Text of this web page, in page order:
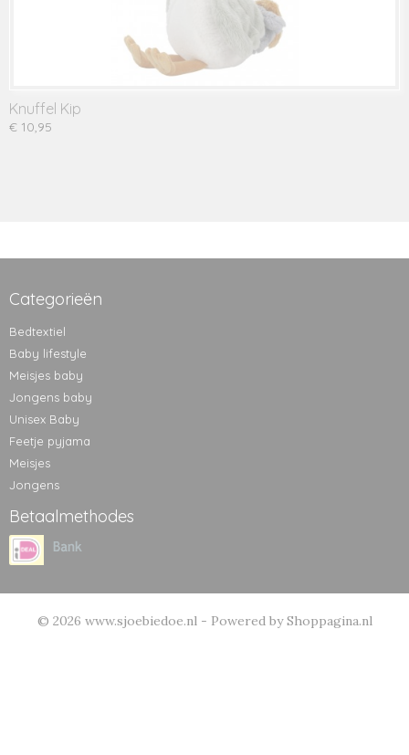
Knuffel Kip
€ 10,95
Categorieën
Bedtextiel
Baby lifestyle
Meisjes baby
Jongens baby
Unisex Baby
Feetje pyjama
Meisjes
Jongens
Betaalmethodes
© 2026 www.sjoebiedoe.nl - Powered by Shoppagina.nl